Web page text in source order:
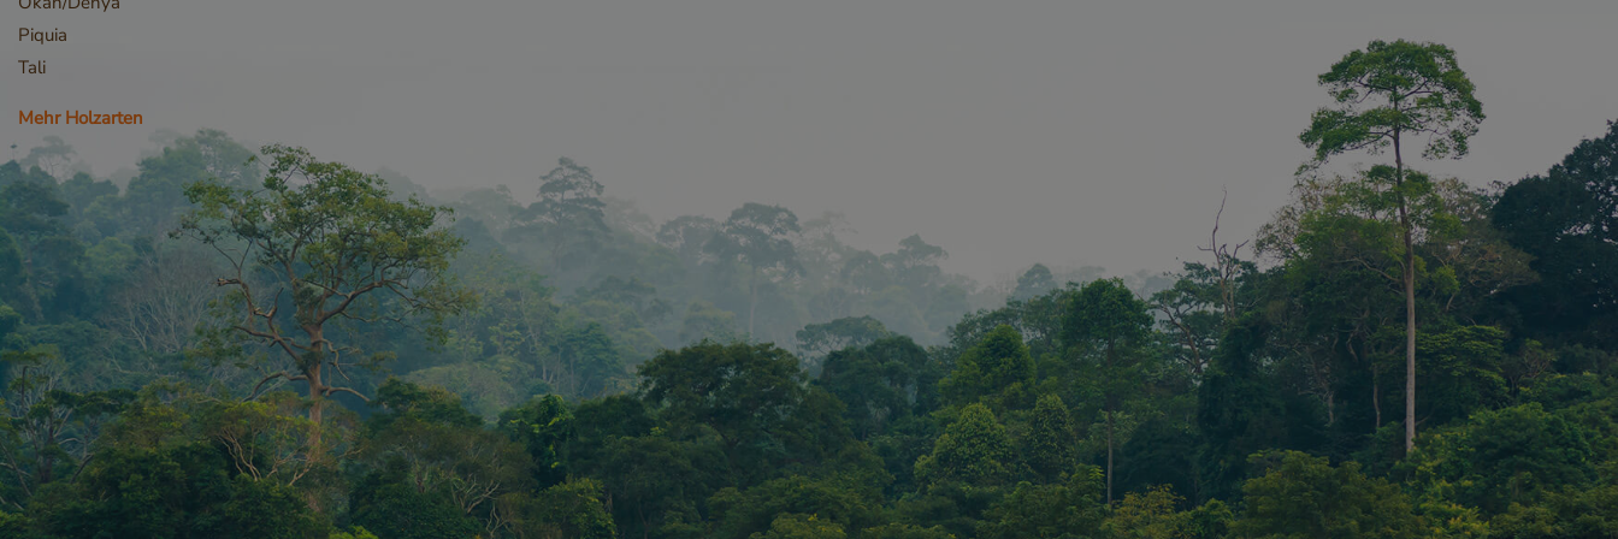
Piquia
Tali
Mehr Holzarten
Website einreichen kann.
_sweetSessionId www.vandenberghardhout.com
Sitzung
VISITOR_PRIVACY_METADATA
YouTube
.youtube.com
5 Monate 4
Wochen
Dieses Cookie dient der
Speicherung der
Einwilligungs- und
Datenschutzbestimmungen
des Nutzers für ihre
Interaktion mit der